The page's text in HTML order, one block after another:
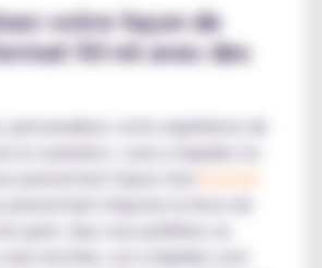
votre façon de
50 ml avec des
personnalisez votre expérience de
le souhaitez. Leurs e-liquides en
goût. Que vous préfériez un
sans nicotine, ces e-liquides sont